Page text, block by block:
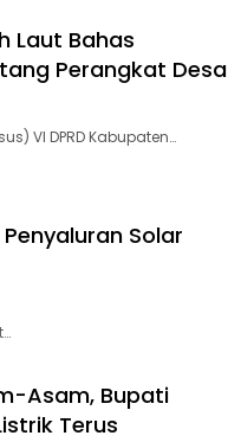
Laut Bahas
Perangkat Desa
VI DPRD Kabupaten…
Solar
Asam, Bupati
Terus